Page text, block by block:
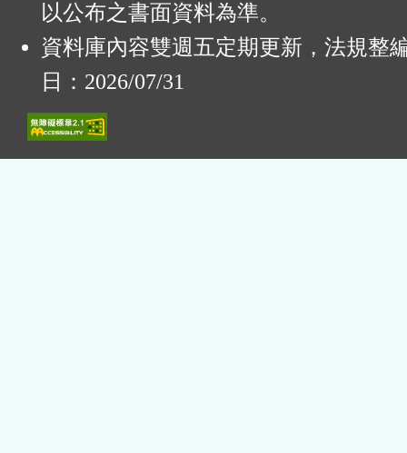
以公布之書面資料為準。
資料庫內容雙週五定期更新，法規整
日：2026/07/31